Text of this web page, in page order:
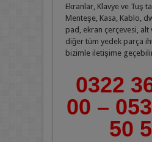
Ekranlar, Klavye ve Tuş
Menteşe, Kasa, Kablo,
pad, ekran çerçevesi, alt
diğer tüm yedek parça
bizimle iletişime
0322
00 –
50